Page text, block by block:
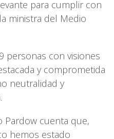
para cumplir con
ministra del Medio
personas con visiones
y comprometida
neutralidad y
Pardow cuenta que,
hemos estado